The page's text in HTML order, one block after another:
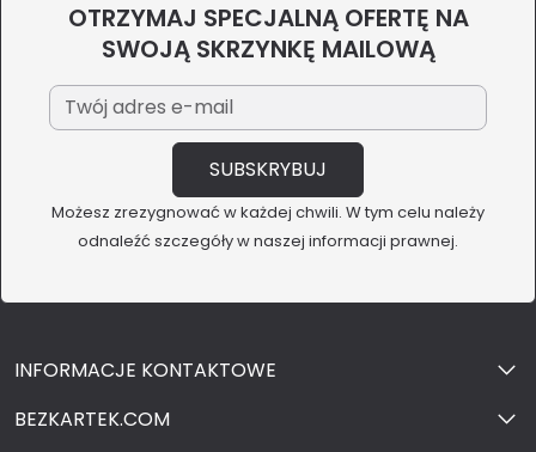
OTRZYMAJ SPECJALNĄ OFERTĘ NA
SWOJĄ SKRZYNKĘ MAILOWĄ
Możesz zrezygnować w każdej chwili. W tym celu należy
odnaleźć szczegóły w naszej informacji prawnej.
INFORMACJE KONTAKTOWE
BEZKARTEK.COM